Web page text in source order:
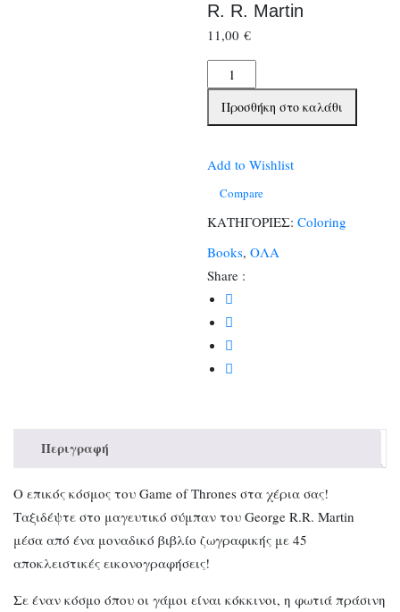
R. R. Martin
11,00€
Game
of
Thrones:
Επίσημο
Βιβλίο
R.
R.
Martin
ποσότητα
Προσθήκη στο καλάθι
Add to Wishlist
Compare
ΚΑΤΗΓΟΡΙΕΣ: Coloring
Books,ΟΛΑ
Share :
Περιγραφή
Ο επικός κόσμος του Game of Thrones στα χέρια σας!
Ταξιδέψτε στο μαγευτικό σύμπαν του George R.R. Martin
μέσα από ένα μοναδικό βιβλίο ζωγραφικής με 45
αποκλειστικές εικονογραφήσεις!
Σε έναν κόσμο όπου οι γάμοι είναι κόκκινοι, η φωτιά πράσινη